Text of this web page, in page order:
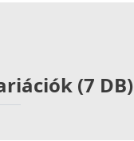
(7 DB)